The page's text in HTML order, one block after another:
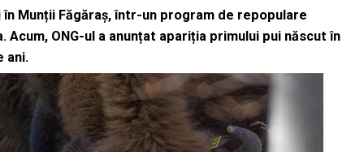
Munții Făgăraș, într-un program de repopulare
ONG-ul a anunțat apariția primului pui născut în
ani.